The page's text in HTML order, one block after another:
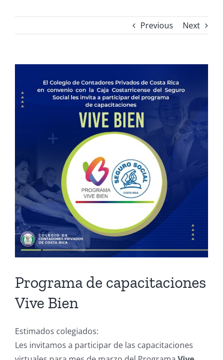
Previous Next
Image
Programa de capacitaciones
Vive Bien
Estimados colegiados:
Les invitamos a participar de las capacitaciones